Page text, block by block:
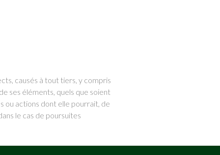
causés à tout tiers, y compris
ses éléments, quels que soient
ou actions dont elle pourrait, de
le cas de poursuites